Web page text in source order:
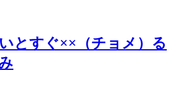
とすぐ××（チョメ）る